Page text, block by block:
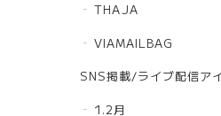
THAJA
VIAMAILBAG
SNS掲載/ライブ配信ア
1.2月